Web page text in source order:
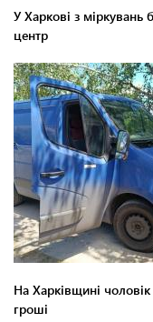
У Харкові з міркувань
центр
На Харківщині
гроші